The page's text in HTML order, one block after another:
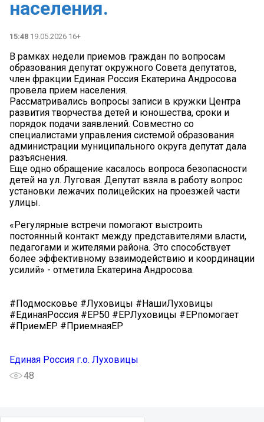
населения.
15:48 19.05.2026 16+
В рамках недели приемов граждан по вопросам
образования депутат окружного Совета депутатов,
член фракции Единая Россия Екатерина Андросова
провела прием населения.
Рассматривались вопросы записи в кружки Центра
развития творчества детей и юношества, сроки и
порядок подачи заявлений. Совместно со
специалистами управления системой образования
администрации муниципального округа депутат дала
разъяснения.
Еще одно обращение касалось вопроса безопасности
детей на ул. Луговая. Депутат взяла в работу вопрос
установки лежачих полицейских на проезжей части
улицы.
«Регулярные встречи помогают выстроить
постоянный контакт между представителями власти,
педагогами и жителями района. Это способствует
более эффективному взаимодействию и координации
усилий» - отметила Екатерина Андросова.
#Подмосковье #Луховицы #НашиЛуховицы
#ЕдинаяРоссия #ЕР50 #ЕРЛуховицы #ЕРпомогает
#ПриемЕР #ПриемнаяЕР
Единая Россия г.о. Луховицы
48